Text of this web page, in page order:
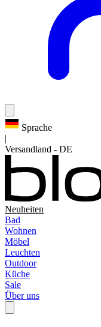
Sprache
|
Versandland - DE
Neuheiten
Bad
Wohnen
Möbel
Leuchten
Outdoor
Küche
Sale
Über uns